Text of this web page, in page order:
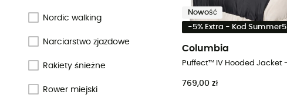
Nordic walking
Narciarstwo zjazdowe
Rakiety śnieżne
Rower miejski
Nowość
-5% Extra - Kod Summer5
Columbia
769,00 zł